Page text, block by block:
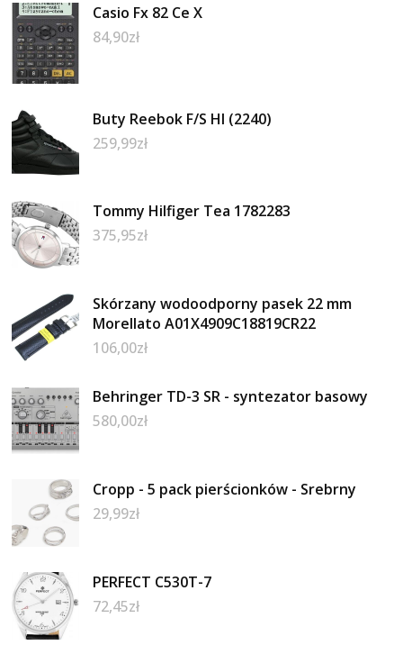
Casio Fx 82 Ce X
84,90zł
Buty Reebok F/S HI (2240)
259,99zł
Tommy Hilfiger Tea 1782283
375,95zł
Skórzany wodoodporny pasek 22 mm
Morellato A01X4909C18819CR22
106,00zł
Behringer TD-3 SR - syntezator basowy
580,00zł
Cropp - 5 pack pierścionków - Srebrny
29,99zł
PERFECT C530T-7
72,45zł